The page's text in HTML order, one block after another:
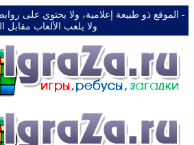
-️ الموقع ذو طبيعة إعلامية، ولا يحتوي على
ولا يلعب الألعاب مقابل